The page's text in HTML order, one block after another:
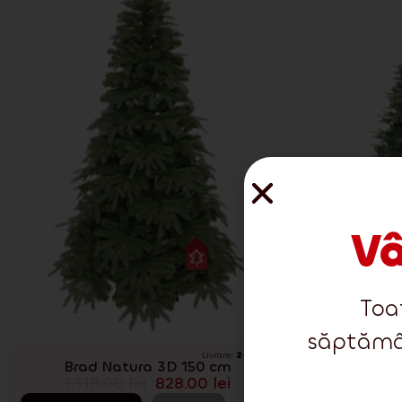
Livrare: 2-3 zile
Brad Natura 3D 150 cm
828.00 lei
Disponibilitate: